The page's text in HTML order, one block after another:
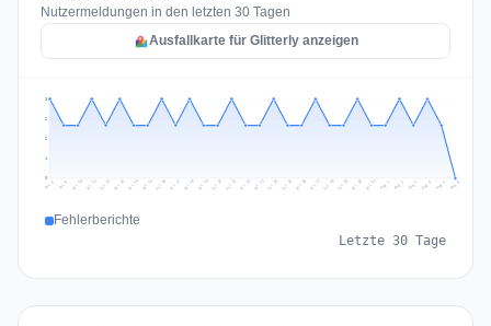
Nutzermeldungen in den letzten 30 Tagen
Ausfallkarte für Glitterly anzeigen
1
2
2
3
Jul 8 Jul 9 Jul 10 Jul 11 Jul 12 Jul 13 Jul 14 Jul 15 Jul 16 Jul 17 Jul 18 Jul 19 Jul 20 Jul 21 Jul 22 Jul 23 Jul 24 Jul 25 Jul 26 Jul 27 Jul 28 Jul 29 Jul 30 Jul 31 Aug 1 Aug 2 Aug 3 Aug 4 Aug 5 Aug 6
Fehlerberichte
Letzte 30 Tage